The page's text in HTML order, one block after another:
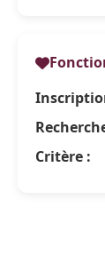
Critère :